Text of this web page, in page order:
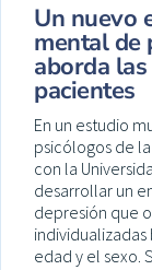
Un nuevo
mental de
aborda
pacientes
En un estudio
psicólogos de
con la
desarrollar un
depresión que
edad y el sexo.